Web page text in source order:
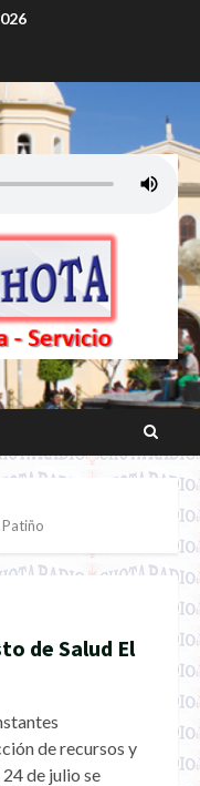
Patiño
de Salud El
de recursos y
de julio se